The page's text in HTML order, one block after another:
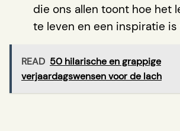
die ons allen toont hoe het
te leven en een inspiratie is
READ 50 hilarische en grappige
verjaardagswensen voor de lach